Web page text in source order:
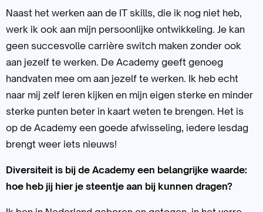
Naast het werken aan de IT skills, die ik nog niet heb,
werk ik ook aan mijn persoonlijke ontwikkeling. Je kan
geen succesvolle carrière switch maken zonder ook
aan jezelf te werken. De Academy geeft genoeg
handvaten mee om aan jezelf te werken. Ik heb echt
naar mij zelf leren kijken en mijn eigen sterke en minder
sterke punten beter in kaart weten te brengen. Het is
op de Academy een goede afwisseling, iedere lesdag
brengt weer iets nieuws!
Diversiteit is bij de Academy een belangrijke waarde:
hoe heb jij hier je steentje aan bij kunnen dragen?